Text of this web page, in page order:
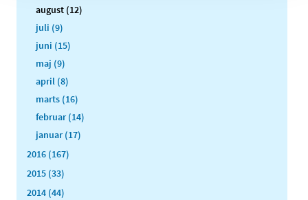
august (12)
juli (9)
juni (15)
maj (9)
april (8)
marts (16)
februar (14)
januar (17)
2016 (167)
2015 (33)
2014 (44)